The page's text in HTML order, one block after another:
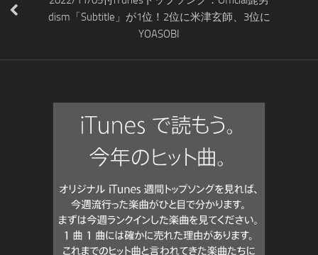
dism「Subtitle」が1位！2位に米津玄師、3位に
YOASOBI